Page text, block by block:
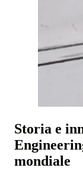
Storia e
mondiale